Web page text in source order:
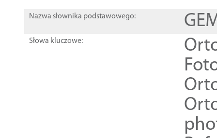
Nazwa słownika podstawowego:
Słowa kluczowe: